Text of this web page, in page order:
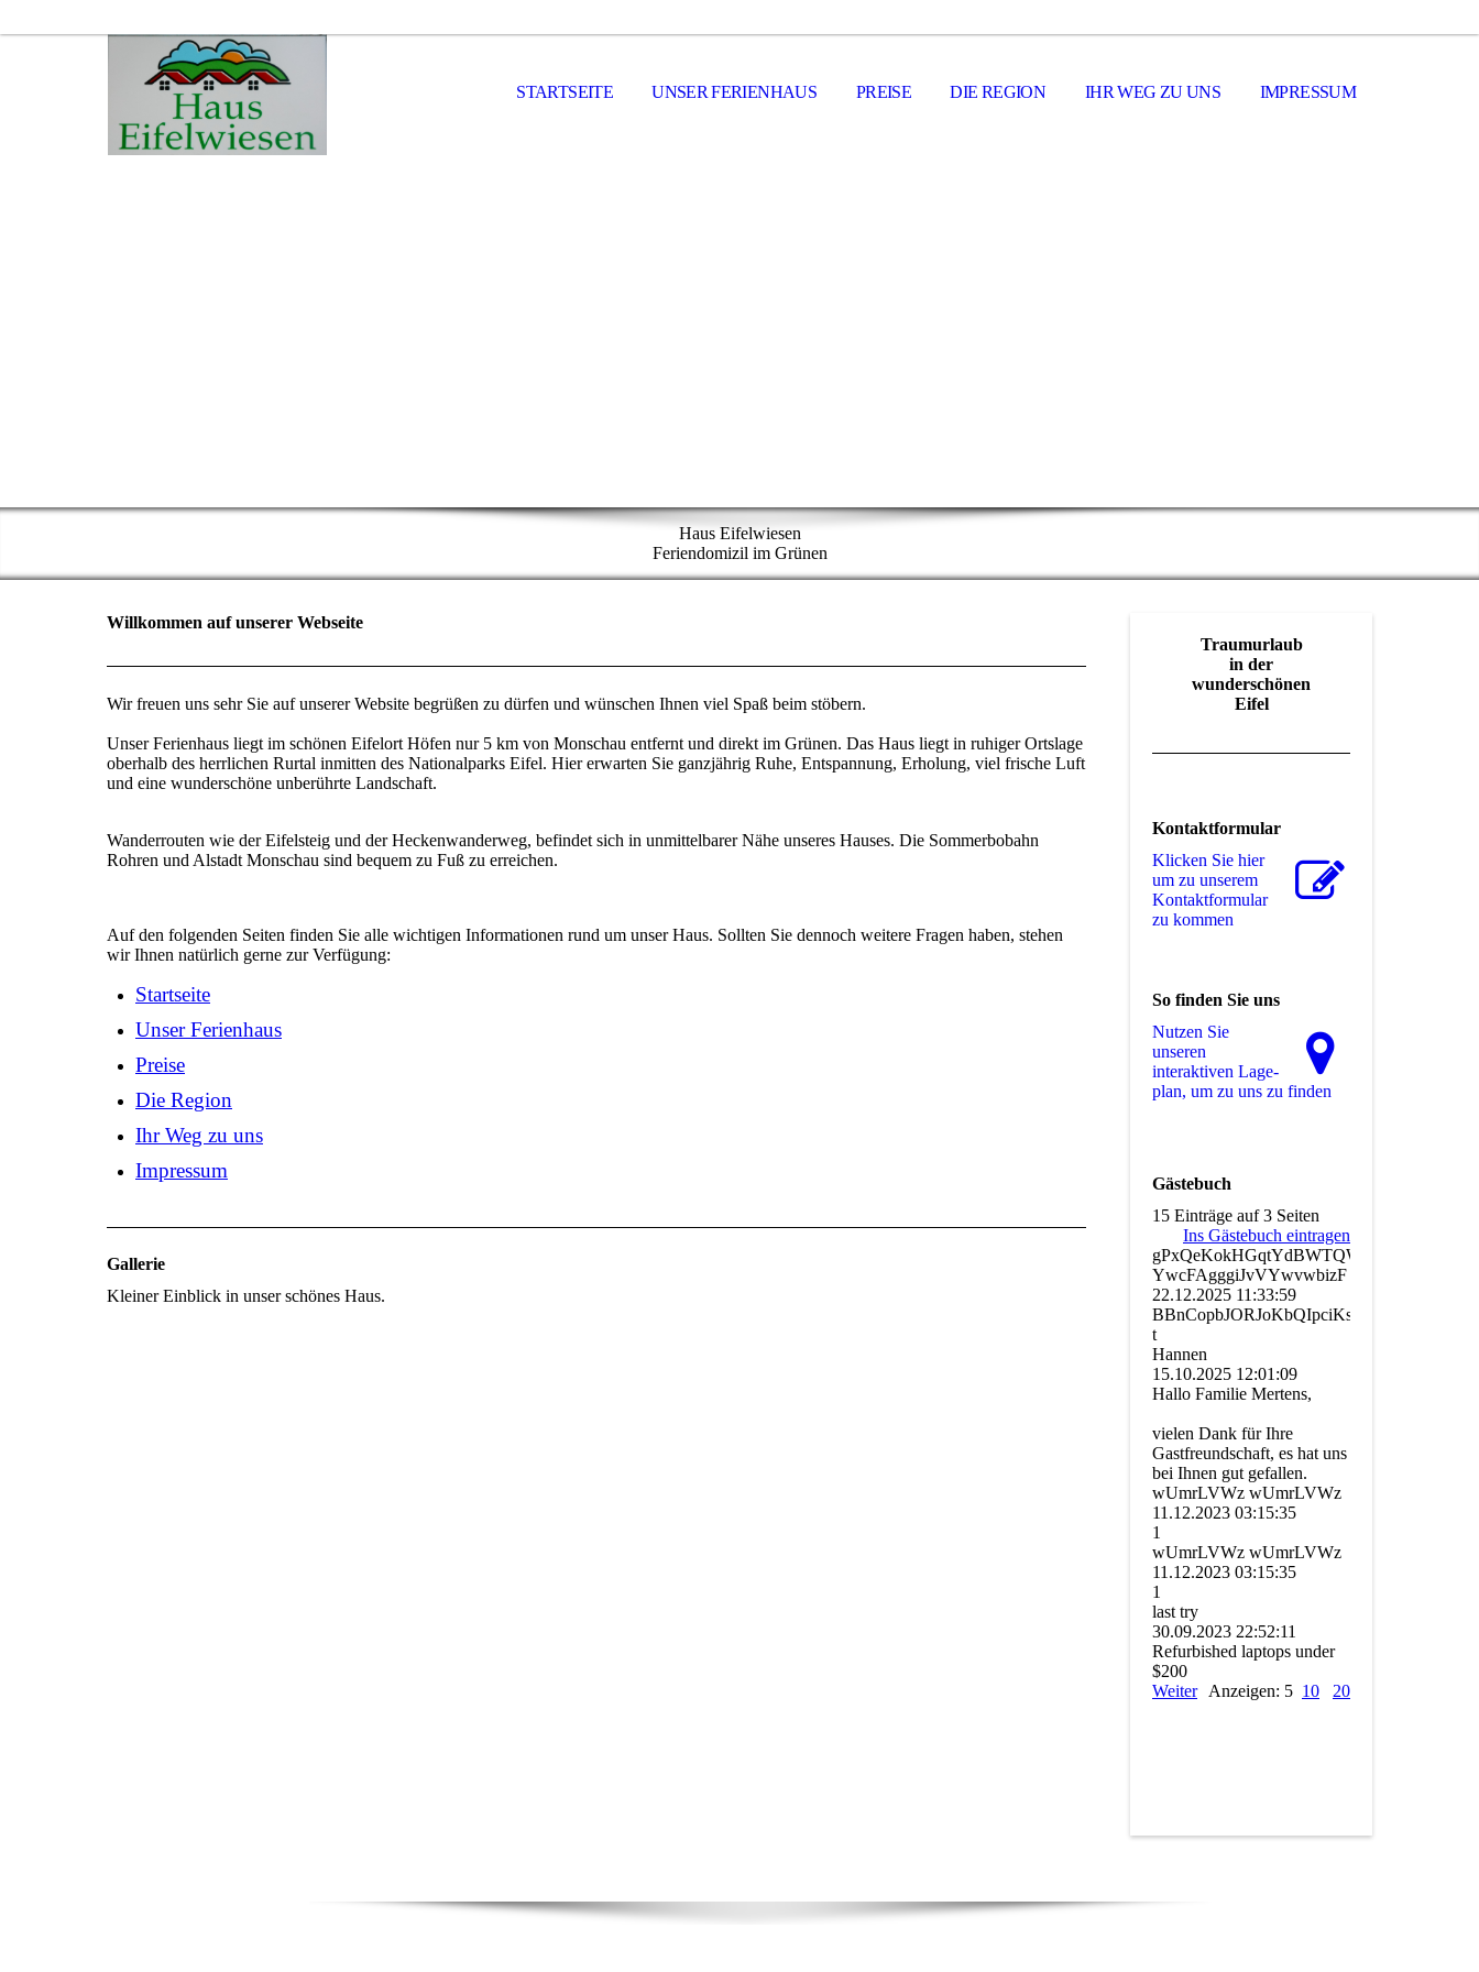
STARTSEITE UNSER FERIENHAUS PREISE DIE REGION IHR WEG ZU UNS IMPRESSUM
Haus Eifelwiesen
Feriendomizil im Grünen
Willkommen auf unserer Webseite
Wir freuen uns sehr Sie auf unserer Website begrüßen zu dürfen und wünschen Ihnen viel Spaß beim stöbern.
Unser Ferienhaus liegt im schönen Eifelort Höfen nur 5 km von Monschau entfernt und direkt im Grünen. Das Haus liegt in ruhiger Ortslage
oberhalb des herrlichen Rurtal inmitten des Nationalparks Eifel. Hier erwarten Sie ganzjährig Ruhe, Entspannung, Erholung, viel frische Luft
und eine wunderschöne unberührte Landschaft.
Wanderrouten wie der Eifelsteig und der Heckenwanderweg, befindet sich in unmittelbarer Nähe unseres Hauses. Die Sommerbobahn
Rohren und Alstadt Monschau sind bequem zu Fuß zu erreichen.
Auf den folgenden Seiten finden Sie alle wichtigen Informationen rund um unser Haus. Sollten Sie dennoch weitere Fragen haben, stehen
wir Ihnen natürlich gerne zur Verfügung:
Startseite
Unser Ferienhaus
Preise
Die Region
Ihr Weg zu uns
Impressum
Gallerie
Kleiner Einblick in unser schönes Haus.
Traumurlaub
in der
wunderschönen
Eifel
Kontaktformular
Klicken Sie hier
um zu unserem
Kon­takt­for­mu­lar
zu kommen
So finden Sie uns
Nutzen Sie
unseren
interaktiven La­ge­
plan, um zu uns zu finden
Gästebuch
15 Einträge auf 3 Seiten
Ins Gästebuch eintragen
gPxQeKokHGqtYdBWTQWQXpu
YwcFAgggiJvVYwvwbizF
22.12.2025 11:33:59
BBnCopbJORJoKbQIpciKsxC­
t
Hannen
15.10.2025 12:01:09
Hallo Familie Mertens,
vielen Dank für Ihre
Gastfreundschaft, es hat uns
bei Ihnen gut gefallen.
wUmrLVWz wUmrLVWz
11.12.2023 03:15:35
1
wUmrLVWz wUmrLVWz
11.12.2023 03:15:35
1
last try
30.09.2023 22:52:11
Refurbished laptops under
$200
Weiter
Anzeigen: 5 10 20